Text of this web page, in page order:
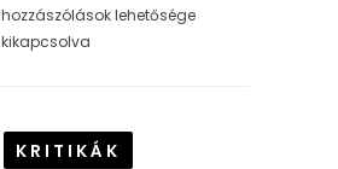
hozzászólások lehetősége
kikapcsolva
KRITIKÁK